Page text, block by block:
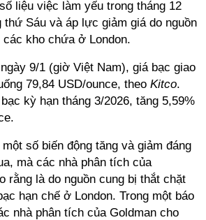
liệu việc làm yếu trong tháng 12
Sáu và áp lực giảm giá do nguồn
kho chứa ở London.
9/1 (giờ Việt Nam), giá bạc giao
79,84 USD/ounce, theo Kitco.
kỳ hạn tháng 3/2026, tăng 5,59%
số biến động tăng và giảm đáng
mà các nhà phân tích của
rằng là do nguồn cung bị thắt chặt
hạn chế ở London. Trong một báo
nhà phân tích của Goldman cho